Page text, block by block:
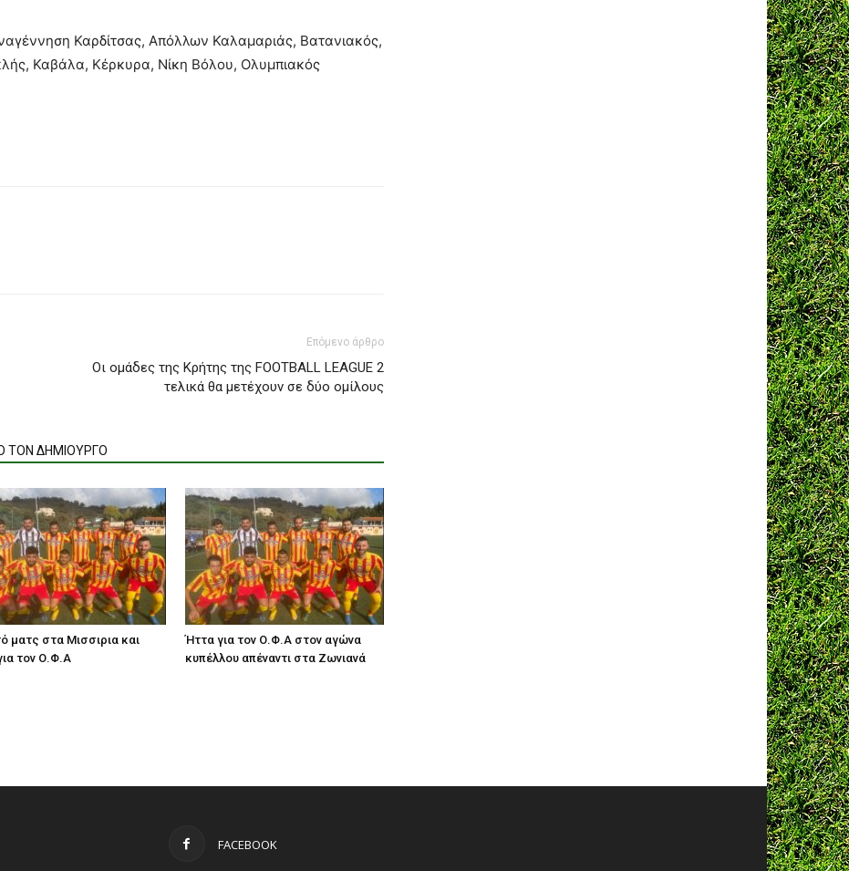
Καρδίτσας, Απόλλων Καλαμαριάς, Βατανιακός,
Καβάλα, Κέρκυρα, Νίκη Βόλου, Ολυμπιακός
Επόμενο άρθρο
Οι ομάδες της Κρήτης της FOOTBALL LEAGUE 2
τελικά θα μετέχουν σε δύο ομίλους
ΤΟΝ ΔΗΜΙΟΥΡΓΟ
ματς στα Μισσιρια και
τον Ο.Φ.Α
Ήττα για τον Ο.Φ.Α στον αγώνα
κυπέλλου απέναντι στα Ζωνιανά
FACEBOOK